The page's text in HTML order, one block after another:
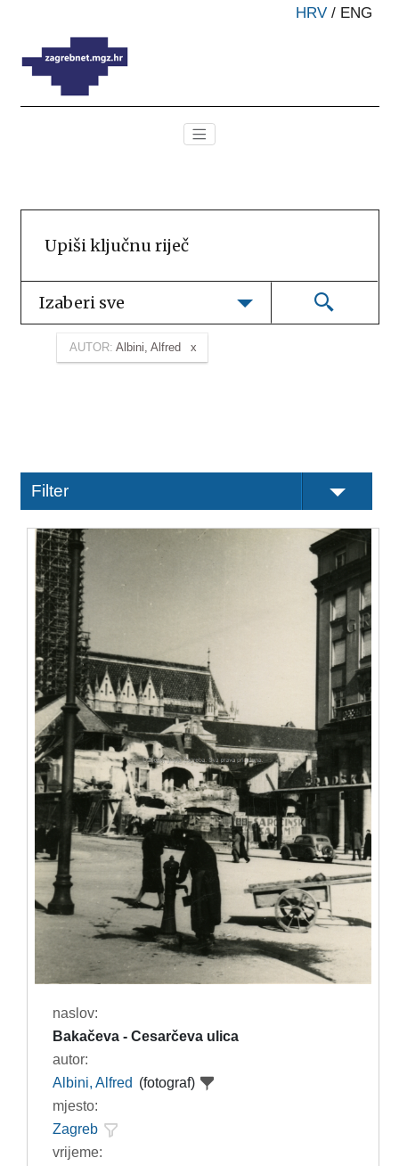
HRV / ENG
Izaberi sve
AUTOR: Albini, Alfred
Filter
naslov:
Bakačeva - Cesarčeva ulica
autor:
Albini, Alfred (fotograf)
mjesto:
Zagreb
vrijeme: